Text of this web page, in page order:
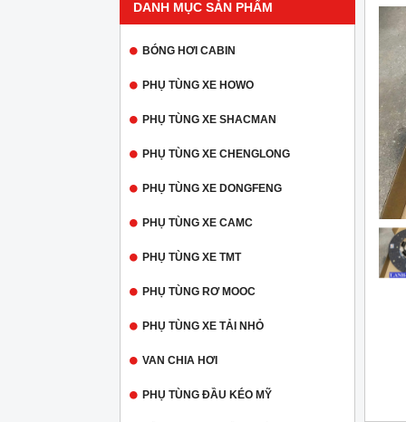
DANH MỤC SẢN PHẨM
BÓNG HƠI CABIN
PHỤ TÙNG XE HOWO
PHỤ TÙNG XE SHACMAN
PHỤ TÙNG XE CHENGLONG
PHỤ TÙNG XE DONGFENG
PHỤ TÙNG XE CAMC
PHỤ TÙNG XE TMT
PHỤ TÙNG RƠ MOOC
PHỤ TÙNG XE TẢI NHỎ
VAN CHIA HƠI
PHỤ TÙNG ĐẦU KÉO MỸ